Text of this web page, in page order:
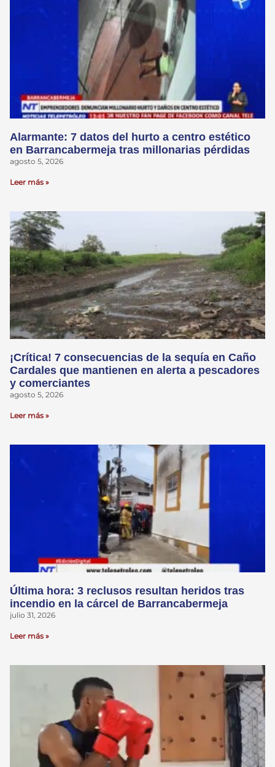
Alarmante: 7 datos del hurto a centro estético
en Barrancabermeja tras millonarias pérdidas
agosto 5, 2026
Leer más »
¡Crítica! 7 consecuencias de la sequía en Caño
Cardales que mantienen en alerta a pescadores
y comerciantes
agosto 5, 2026
Leer más »
Última hora: 3 reclusos resultan heridos tras
incendio en la cárcel de Barrancabermeja
julio 31, 2026
Leer más »